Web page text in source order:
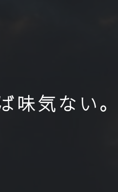
味気ない